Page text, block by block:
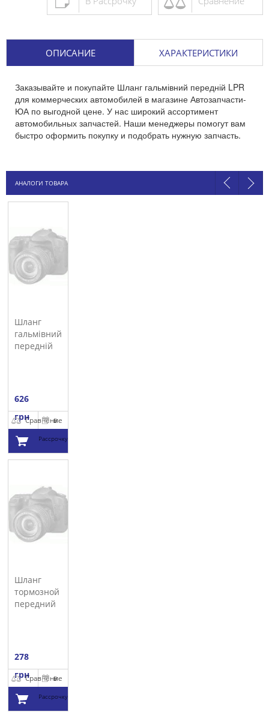
ОПИСАНИЕ ХАРАКТЕРИСТИКИ
Заказывайте и покупайте Шланг гальмівний передній LPR
для коммерческих автомобилей в магазине Автозапчасти-
ЮА по выгодной цене. У нас широкий ассортимент
автомобильных запчастей. Наши менеджеры помогут вам
быстро оформить покупку и подобрать нужную запчасть.
АНАЛОГИ ТОВАРА
Шланг
гальмівний
передній
626
грнСравнение
В
Рассрочку
корзину
Шланг
тормозной
передний
278
грнСравнение
В
Рассрочку